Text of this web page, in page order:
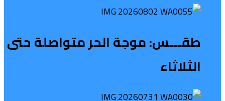
طقـــس: موجة الحر متواصلة حتى
الثلاثاء